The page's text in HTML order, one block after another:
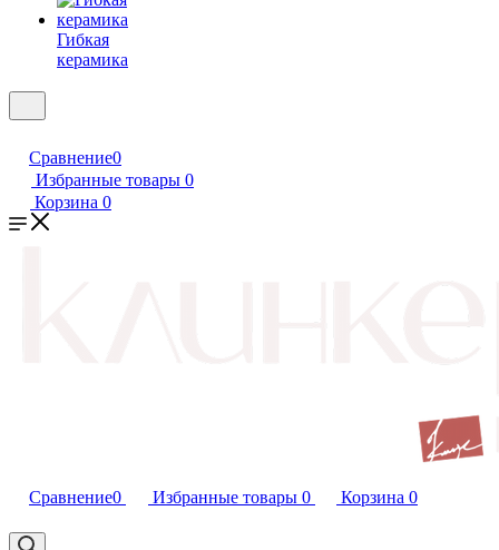
Гибкая
керамика
Сравнение0
Избранные товары 0
Корзина 0
Сравнение0 Избранные товары 0 Корзина 0